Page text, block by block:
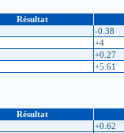
Résultat
-0.38
+4
+0.27
+5.61
Résultat
+0.62